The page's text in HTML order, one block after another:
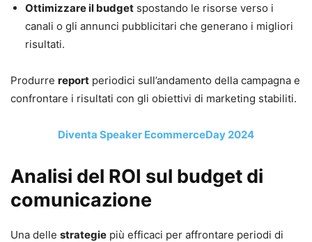
Ottimizzare il budget spostando le risorse verso i
canali o gli annunci pubblicitari che generano i migliori
risultati.
Produrre report periodici sull’andamento della campagna e
confrontare i risultati con gli obiettivi di marketing stabiliti.
Diventa Speaker EcommerceDay 2024
Analisi del ROI sul budget di
comunicazione
Una delle strategie più efficaci per affrontare periodi di